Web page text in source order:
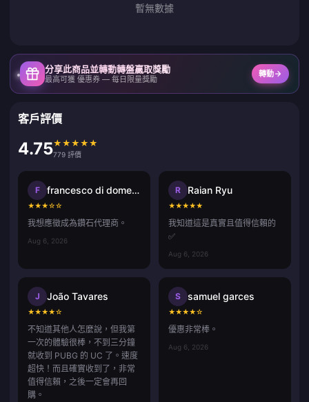
暫無數據
分享此商品並轉動轉盤贏取獎勵
最高可獲 優惠券 — 每日限量獎勵
轉動
客戶評價
4.75★ ★ ★ ★ ★
779 評價
F francesco di domenico
★★★☆☆
我想應徵成為鑽石代理商。
Aug 6, 2026
R Raian Ryu
★★★★★
我知道這是真實且值得信賴的
✅
Aug 6, 2026
J João Tavares
★★★★☆
不知道其他人怎麼說，但我第
一次的體驗很棒，不到三分鐘
就收到 PUBG 的 UC 了。速度
超快！而且確實收到了，非常
值得信賴，之後一定會再回
購。
S samuel garces
★★★★☆
優惠非常棒。
Aug 6, 2026